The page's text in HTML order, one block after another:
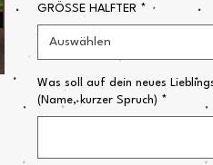
GRÖSSE HALFTER *
Auswählen
Was soll auf dein neues
(Name, kurzer Spruch) *